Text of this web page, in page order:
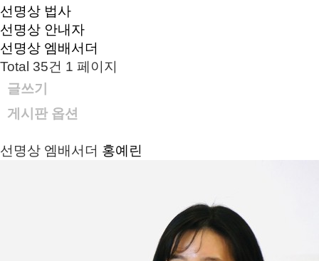
선명상 법사
선명상 안내자
선명상 엠배서더
Total 35건 1 페이지
글쓰기
게시판 옵션
선명상 엠배서더 홍예린